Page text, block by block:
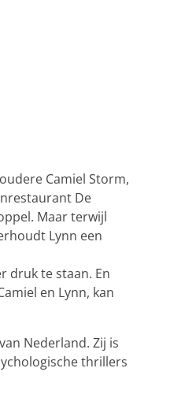
Camiel Storm,
De
Maar terwijl
Lynn een
druk te staan. En
en Lynn, kan
Nederland. Zij is
thrillers